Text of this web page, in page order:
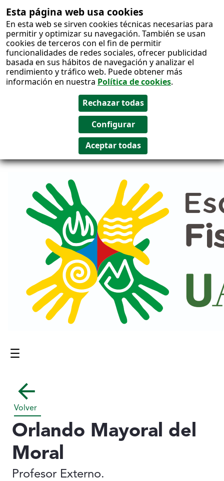
Esta página web usa cookies
En esta web se sirven cookies técnicas necesarias para
permitir y optimizar su navegación. También se usan
cookies de terceros con el fin de permitir
funcionalidades de redes sociales, ofrecer publicidad
basada en sus hábitos de navegación y analizar el
rendimiento y tráfico web. Puede obtener más
información en nuestra Política de cookies.
Salto al
contenido
Contenido principal
Volver
Orlando Mayoral del
Moral
Profesor Externo.